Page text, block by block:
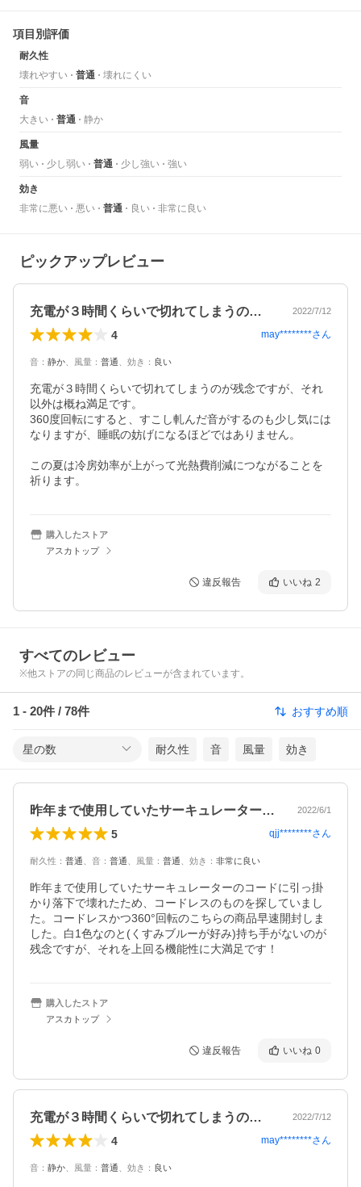
項目別評価
耐久性
壊れやすい
普通 壊れにくい
音
大きい
普通 静か
風量
弱い
少し弱い 普通 少し強い 強い
効き
非常に悪い
悪い 普通 良い 非常に良い
ピックアップレビュー
充電が３時間くらいで切れてしまうのが残… 2022/7/12
4 may********さん
音 ： 静か 風量 ： 普通 効き ： 良い
充電が３時間くらいで切れてしまうのが残念ですが、それ
以外は概ね満足です。
360度回転にすると、すこし軋んだ音がするのも少し気には
なりますが、睡眠の妨げになるほどではありません。
この夏は冷房効率が上がって光熱費削減につながることを
祈ります。
購入したストア
アスカトップ
違反報告 いいね 2
すべてのレビュー
※他ストアの同じ商品のレビューが含まれています。
1 - 20件 / 78件 おすすめ順
星の数 耐久性 音 風量 効き
昨年まで使用していたサーキュレーターの… 2022/6/1
5 qjj********さん
耐久性 ： 普通 音 ： 普通 風量 ： 普通 効き ： 非常に良い
昨年まで使用していたサーキュレーターのコードに引っ掛
かり落下で壊れたため、コードレスのものを探していまし
た。コードレスかつ360°回転のこちらの商品早速開封しま
した。白1色なのと(くすみブルーが好み)持ち手がないのが
残念ですが、それを上回る機能性に大満足です！
購入したストア
アスカトップ
違反報告 いいね 0
充電が３時間くらいで切れてしまうのが残… 2022/7/12
4 may********さん
音 ： 静か 風量 ： 普通 効き ： 良い